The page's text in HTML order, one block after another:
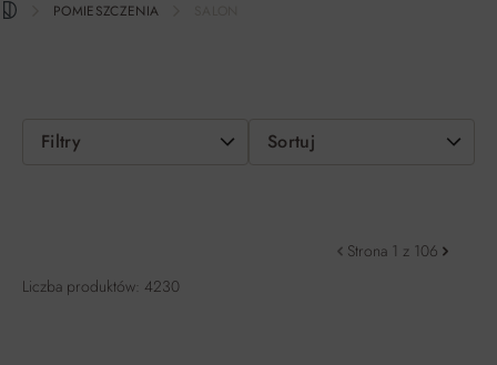
POMIESZCZENIA
Filtry Sortuj
Liczba produktów: 4230
Strona 1 z 106